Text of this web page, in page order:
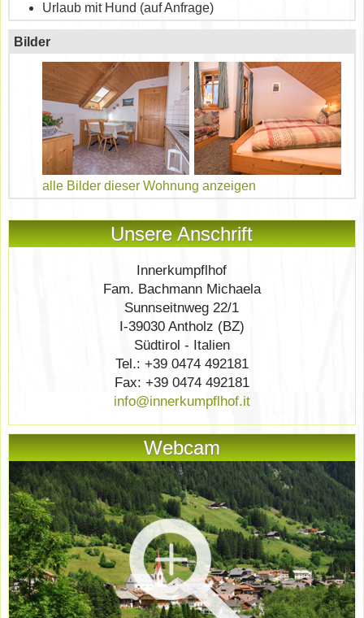
Urlaub mit Hund (auf Anfrage)
Bilder
alle Bilder dieser Wohnung anzeigen
Unsere Anschrift
Innerkumpflhof
Fam. Bachmann Michaela
Sunnseitnweg 22/1
I-39030 Antholz (BZ)
Südtirol - Italien
Tel.: +39 0474 492181
Fax: +39 0474 492181
info@innerkumpflhof.it
Webcam